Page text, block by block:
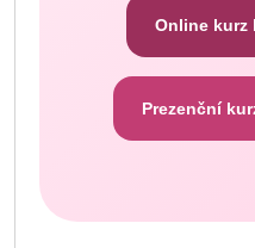
Online kurz
Prezenční